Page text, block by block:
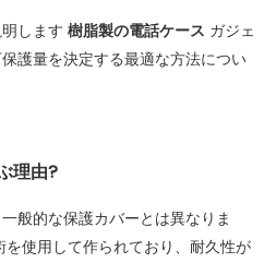
します 樹脂製の電話ケース ガジェ
護量を決定する最適な方法につい
理由?
般的な保護カバーとは異なりま
使用して作られており、耐久性が